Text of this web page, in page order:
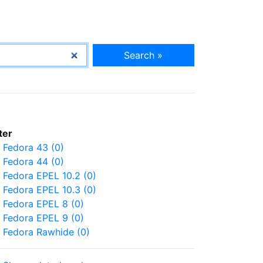
Search »
Fedora 43 (0)
Fedora 44 (0)
Fedora EPEL 10.2 (0)
Fedora EPEL 10.3 (0)
Fedora EPEL 8 (0)
Fedora EPEL 9 (0)
Fedora Rawhide (0)